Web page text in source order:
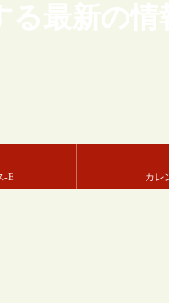
る最新の
-E カレ